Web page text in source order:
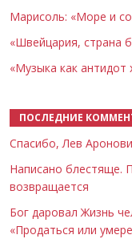
Марисоль: «Море и
«Швейцария, страна
«Музыка как антидот
ПОСЛЕДНИЕ
Спасибо, Лев
Написано блестяще.
возвращается
Бог даровал Жизнь
«Продаться или